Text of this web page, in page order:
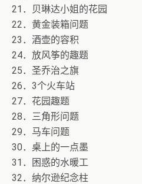
21．贝琳达小姐的花园
22．黄金装箱问题
23．酒壶的容积
24．放风筝的趣题
25．圣乔治之旗
26．3个火车站
27．花园趣题
28．三角形问题
29．马车问题
30．桌上的一点墨
31．困惑的水暖工
32．纳尔逊纪念柱